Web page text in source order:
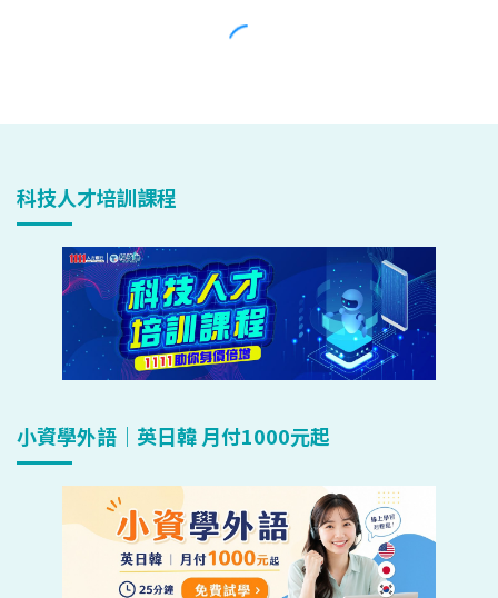
科技人才培訓課程
小資學外語｜英日韓 月付1000元起